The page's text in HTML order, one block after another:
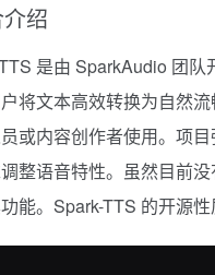
绍
是由 SparkAudio 团
将文本高效转换为自然
或内容创作者使用。项
整语音特性。虽然目前
能。Spark-TTS 的开源